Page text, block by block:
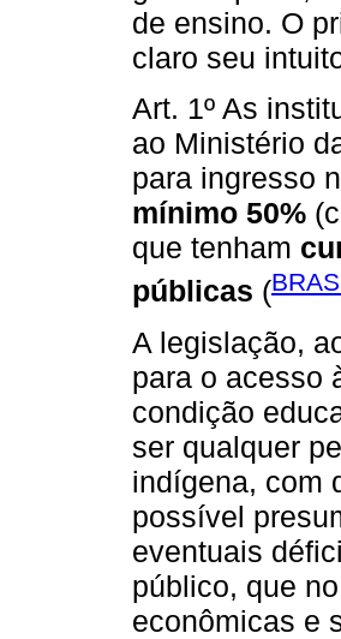
de ensino. O
claro seu
Art. 1º As
ao Ministério
para ingresso
mínimo 50%
que tenham
públicas (
A legislação,
para o acesso
condição
ser qualquer
indígena, com
possível
eventuais
público, que
econômicas e